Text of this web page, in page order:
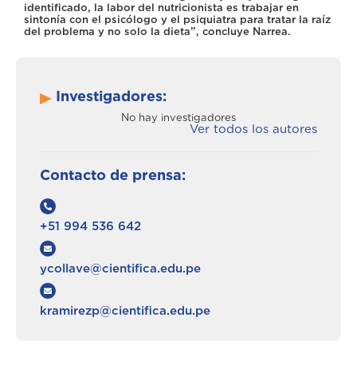
identificado, la labor del nutricionista es trabajar en
sintonía con el psicólogo y el psiquiatra para tratar la raíz
del problema y no solo la dieta”, concluye Narrea.
Investigadores:
No hay investigadores
Ver todos los autores
Contacto de prensa:
+51 994 536 642
ycollave@cientifica.edu.pe
kramirezp@cientifica.edu.pe